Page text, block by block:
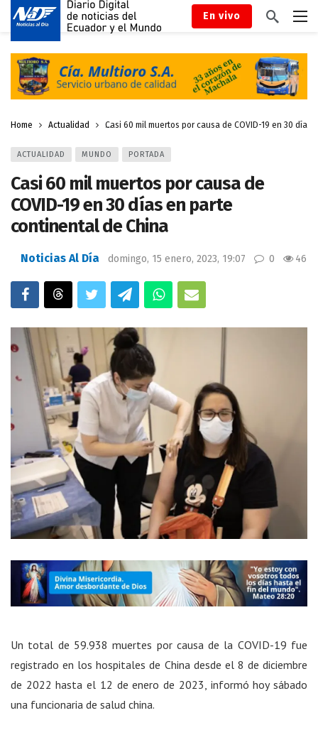
En vivo
Home Actualidad Casi 60 mil muertos por causa de COVID-19 en 30
ACTUALIDAD MUNDO PORTADA
Casi 60 mil muertos por causa de
COVID-19 en 30 días en parte
continental de China
Noticias Al Día domingo, 15 enero, 2023, 19:07 0 46
Un total de 59.938 muertes por causa de la COVID-19 fue
registrado en los hospitales de China desde el 8 de diciembre
de 2022 hasta el 12 de enero de 2023, informó hoy sábado
una funcionaria de salud china.